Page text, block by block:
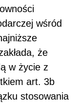
wśród
że
w życie z
art. 3b
stosowania